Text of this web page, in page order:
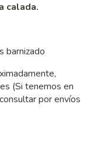
calada.
barnizado
(Si tenemos en
por envíos